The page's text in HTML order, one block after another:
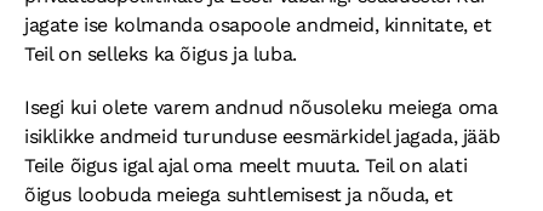
jagate ise kolmanda osapoole andmeid, kinnitate, et
Teil on selleks ka õigus ja luba.
Isegi kui olete varem andnud nõusoleku meiega oma
isiklikke andmeid turunduse eesmärkidel jagada, jääb
Teile õigus igal ajal oma meelt muuta. Teil on alati
õigus loobuda meiega suhtlemisest ja nõuda, et